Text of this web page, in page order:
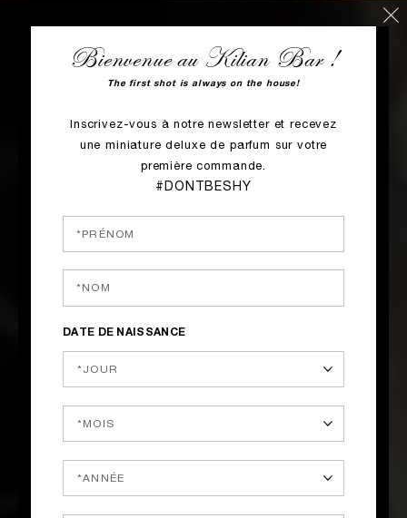
Bienvenue au Kilian Bar !
The first shot is always on the house!
Inscrivez-vous à notre newsletter et recevez
une miniature deluxe de parfum sur votre
première commande.
#DONTBESHY
DATE DE NAISSANCE